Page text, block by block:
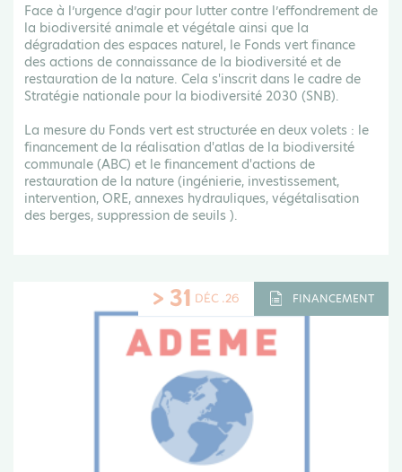
Face à l’urgence d’agir pour lutter contre l’effondrement de
la biodiversité animale et végétale ainsi que la
dégradation des espaces naturel, le Fonds vert finance
des actions de connaissance de la biodiversité et de
restauration de la nature. Cela s'inscrit dans le cadre de
Stratégie nationale pour la biodiversité 2030 (SNB).
La mesure du Fonds vert est structurée en deux volets : le
financement de la réalisation d'atlas de la biodiversité
communale (ABC) et le financement d'actions de
restauration de la nature (ingénierie, investissement,
intervention, ORE, annexes hydrauliques, végétalisation
des berges, suppression de seuils ).
> 31 DÉC .26 FINANCEMENT